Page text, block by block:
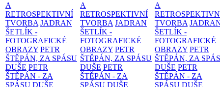
A
RETROSPEKTIVNÍ
TVORBA JADRAN
ŠETLÍK -
FOTOGRAFICKÉ
OBRAZY PETR
ŠTĚPÁN, ZA SPÁSU
DUŠE PETR
ŠTĚPÁN - ZA
SPÁSU DUŠE
A
RETROSPEKTIVNÍ
TVORBA JADRAN
ŠETLÍK -
FOTOGRAFICKÉ
OBRAZY PETR
ŠTĚPÁN, ZA SPÁSU
DUŠE PETR
ŠTĚPÁN - ZA
SPÁSU DUŠE
A
TVORBA
ŠETLÍK -
FOTOGRAFICKÉ
OBRAZY PETR
ŠTĚPÁN, ZA
DUŠE PETR
ŠTĚPÁN - ZA
SPÁSU DUŠE